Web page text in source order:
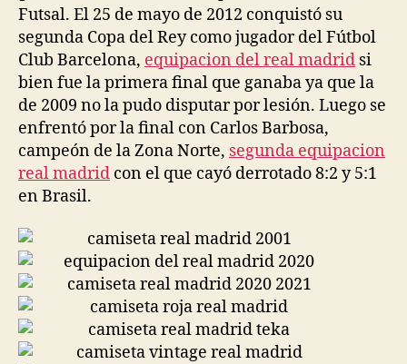
Futsal. El 25 de mayo de 2012 conquistó su
segunda Copa del Rey como jugador del Fútbol
Club Barcelona, equipacion del real madrid si
bien fue la primera final que ganaba ya que la
de 2009 no la pudo disputar por lesión. Luego se
enfrentó por la final con Carlos Barbosa,
campeón de la Zona Norte, segunda equipacion
real madrid con el que cayó derrotado 8:2 y 5:1
en Brasil.